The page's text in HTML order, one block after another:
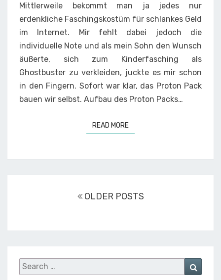
Mittlerweile bekommt man ja jedes nur
erdenkliche Faschingskostüm für schlankes Geld
im Internet. Mir fehlt dabei jedoch die
individuelle Note und als mein Sohn den Wunsch
äußerte, sich zum Kinderfasching als
Ghostbuster zu verkleiden, juckte es mir schon
in den Fingern. Sofort war klar, das Proton Pack
bauen wir selbst. Aufbau des Proton Packs…
READ MOREREAD MORE
OLDER POSTS
Search
for: